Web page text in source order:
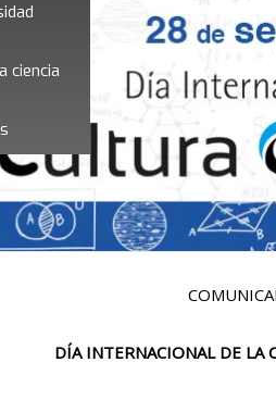
ciencia
DÍA INTERNACIONAL DE LA